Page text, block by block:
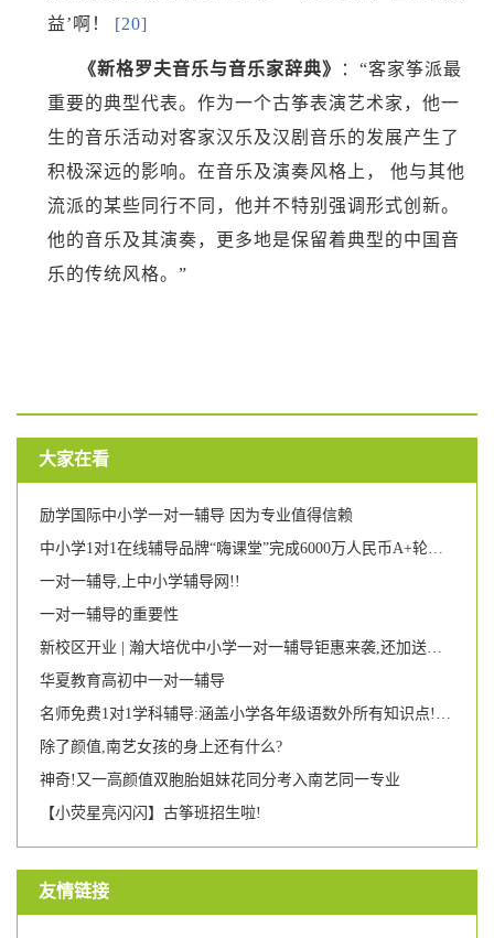
益’啊！
[20]
《新格罗夫音乐与音乐家辞典》
：“客家筝派最
重要的典型代表。作为一个古筝表演艺术家，他一
生的音乐活动对客家汉乐及汉剧音乐的发展产生了
积极深远的影响。在音乐及演奏风格上， 他与其他
流派的某些同行不同，他并不特别强调形式创新。
他的音乐及其演奏，更多地是保留着典型的中国音
乐的传统风格。”
大家在看
励学国际中小学一对一辅导 因为专业值得信赖
中小学1对1在线辅导品牌“嗨课堂”完成6000万人民币A+轮融资,基因资本、亦联资本投资
一对一辅导,上中小学辅导网!!
一对一辅导的重要性
新校区开业 | 瀚大培优中小学一对一辅导钜惠来袭,还加送晚辅班!
华夏教育高初中一对一辅导
名师免费1对1学科辅导:涵盖小学各年级语数外所有知识点!更有学科诊断和学习规划建议给到你!
除了颜值,南艺女孩的身上还有什么?
神奇!又一高颜值双胞胎姐妹花同分考入南艺同一专业
【小荧星亮闪闪】古筝班招生啦!
友情链接